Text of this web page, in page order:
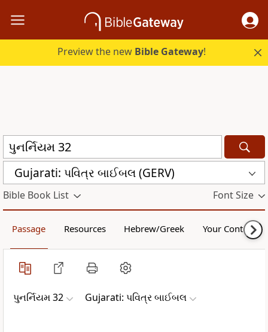
Preview the new Bible Gateway!
Gujarati: પવિત્ર બાઈબલ (GERV)
Bible Book List Font Size
Passage Resources Hebrew/Greek Your Content
પુનર્નિયમ 32 Gujarati: પવિત્ર બાઈબલ